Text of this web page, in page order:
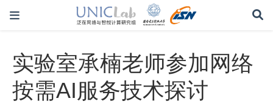
实验室承楠老师参加网络
按需AI服务技术探讨